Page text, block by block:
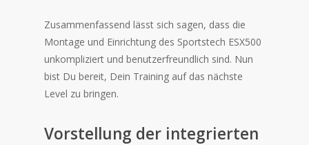
Zusammenfassend lässt sich sagen, dass die
Montage und Einrichtung des Sportstech ESX500
unkompliziert und benutzerfreundlich sind. Nun
bist Du bereit, Dein Training auf das nächste
Level zu bringen.
Vorstellung der integrierten